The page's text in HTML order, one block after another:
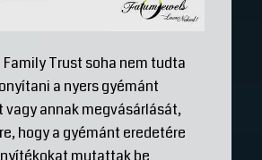
Family Trust soha nem tudta
a nyers gyémánt
annak megvásárlását,
hogy a gyémánt eredetére